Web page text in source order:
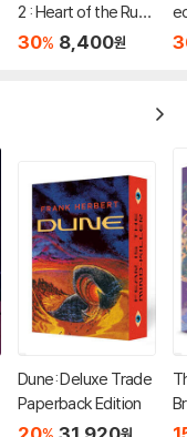
2 : Heart of the Ruby
Dragon (A Branches
30% 8,400원
Dune: Deluxe Trade
Paperback Edition